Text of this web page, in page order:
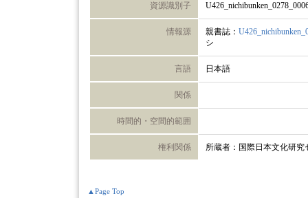
資源識別子
情報源 親書誌：
シ
言語 日本語
関係
時間的・空間的範囲
権利関係 所蔵者：国際日本文化研究
▲Page Top